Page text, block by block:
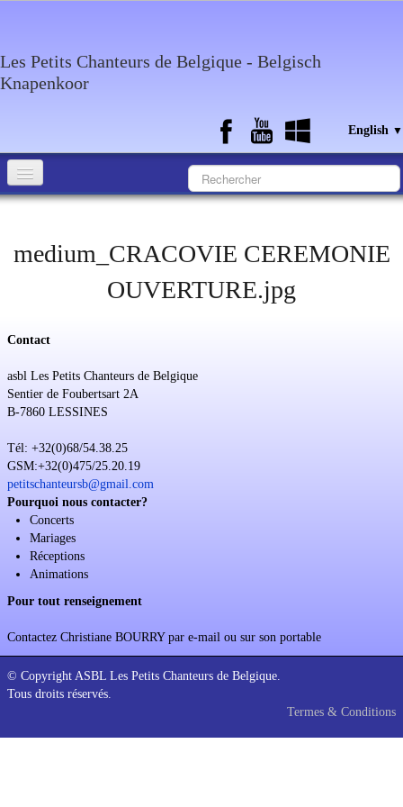
Les Petits Chanteurs de Belgique - Belgisch
Knapenkoor
English ▼
What about the choir
Contact
Sponsoring
Events
medium_CRACOVIE CEREMONIE
OUVERTURE.jpg
Contact
asbl Les Petits Chanteurs de Belgique
Sentier de Foubertsart 2A
B-7860 LESSINES
Tél: +32(0)68/54.38.25
GSM:+32(0)475/25.20.19
petitschanteursb@gmail.com
Pourquoi nous contacter?
Concerts
Mariages
Réceptions
Animations
Pour tout renseignement
Contactez Christiane BOURRY par e-mail ou sur son portable
© Copyright ASBL Les Petits Chanteurs de Belgique.
Tous droits réservés.
Termes & Conditions